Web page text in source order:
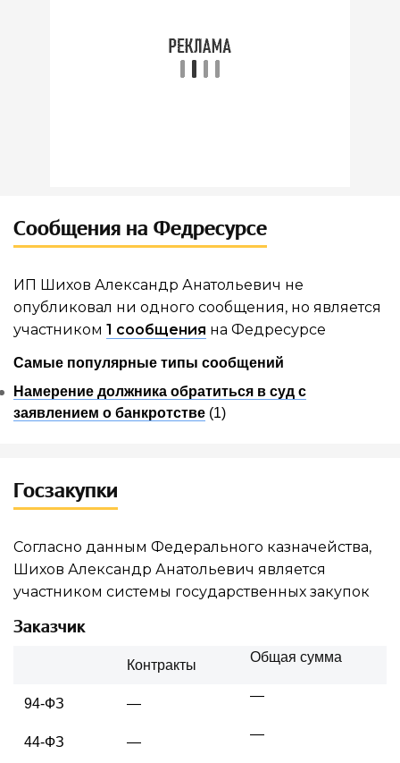
Сообщения на Федресурсе
ИП Шихов Александр Анатольевич не
опубликовал ни одного сообщения, но является
участником 1 сообщения на Федресурсе
Самые популярные типы сообщений
Намерение должника обратиться в суд с
заявлением о банкротстве (1)
Госзакупки
Согласно данным Федерального казначейства,
Шихов Александр Анатольевич является
участником системы государственных закупок
Заказчик
Контракты
Общая сумма
94-ФЗ —
—
44-ФЗ —
—